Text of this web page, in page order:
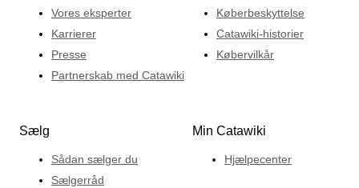
Vores eksperter
Karrierer
Presse
Partnerskab med Catawiki
Køberbeskyttelse
Catawiki-historier
Købervilkår
Sælg
Sådan sælger du
Sælgerråd
Min Catawiki
Hjælpecenter